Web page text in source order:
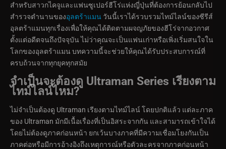
สำหรับสาวกไคจูและแฟนซูเปอร์ฮีโร่แห่งญี่ปุ่นที่ต้องการย้อนกลับไป
สำรวจตำนานของอุลตร้าแมน วันนี้เราได้รวบรวมไทม์ไลน์ของซีรีส์
อุลตร้าแมนทุกเรื่องเพื่อให้คุณได้ติดตามผจญภัยของฮีโร่จากอวกาศ
ตั้งแต่อดีตจนถึงปัจจุบัน ไม่ว่าคุณจะเป็นแฟนเก่าหรือเพิ่งเริ่มสนใจใน
โลกของอุลตร้าแมน บทความนี้จะช่วยให้คุณได้รับประสบการณ์ที่
ครบถ้วนจากทุกยุคทุกสมัย
จำเป็นจะต้องดู Ultraman Series เรียงตาม
ไทม์ไลน์ไหม?
ไม่จำเป็นต้องดู Ultraman เรียงตามไทม์ไลน์ โดยปกติแล้ว แต่ละภาค
ของ Ultraman มักมีเนื้อเรื่องที่เป็นอิสระจากกัน และสามารถเข้าใจได้
โดยไม่ต้องดูภาคก่อนหน้า ยกเว้นบางภาคที่มีความเชื่อมโยงกันเป็น
ภาคต่อหรือมีการอ้างอิงถึงเหตุการณ์หรือตัวละครจากภาคก่อนหน้า